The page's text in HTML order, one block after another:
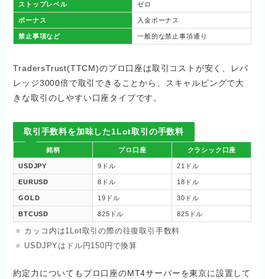
ストップレベル ゼロ
ボーナス 入金ボーナス
禁止事項など 一般的な禁止事項通り
TradersTrust(TTCM)のプロ口座は取引コストが安く、レバ
レッジ3000倍で取引できることから、スキャルピングで大
きな取引のしやすい口座タイプです。
取引手数料を加味した1Lot取引の手数料
銘柄 プロ口座 クラシック口座
USDJPY 9ドル 21ドル
EURUSD 8ドル 18ドル
GOLD 19ドル 30ドル
BTCUSD 825ドル 825ドル
カッコ内は1Lot取引の際の往復取引手数料
USDJPYはドル円150円で換算
約定力についてもプロ口座のMT4サーバーを東京に設置して